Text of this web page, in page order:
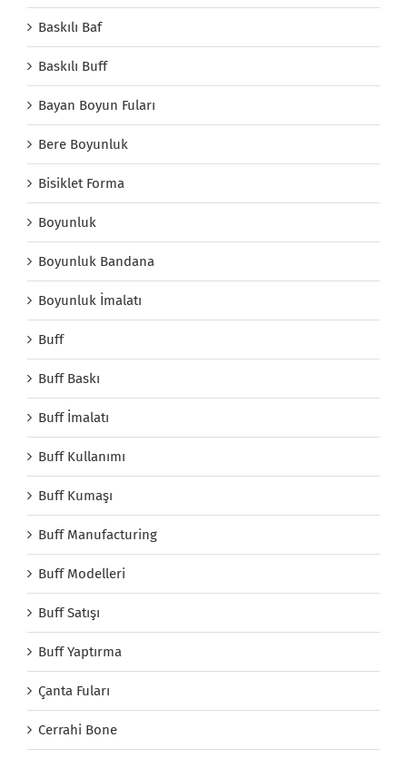
Baskılı Baf
Baskılı Buff
Bayan Boyun Fuları
Bere Boyunluk
Bisiklet Forma
Boyunluk
Boyunluk Bandana
Boyunluk İmalatı
Buff
Buff Baskı
Buff İmalatı
Buff Kullanımı
Buff Kumaşı
Buff Manufacturing
Buff Modelleri
Buff Satışı
Buff Yaptırma
Çanta Fuları
Cerrahi Bone